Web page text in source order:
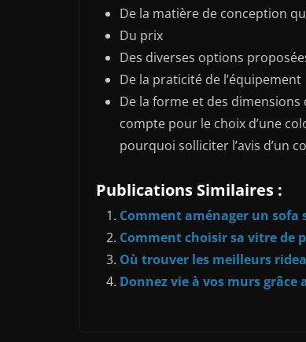
De la matière de conception
Du prix
Des diverses options
De la praticité de l’équipement
De la forme et des
compte pour le choix d’une
pourquoi solliciter l’avis d’un
Publications Similaires :
Comment aménager un sofa
Comment choisir sa vitre de
Où trouver les meilleurs
Donnez vie à vos murs grâce